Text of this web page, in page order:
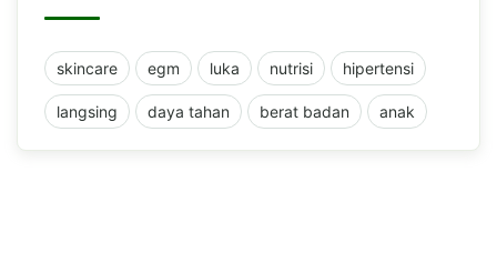
skincare egm luka nutrisi hipertensi
langsing daya tahan berat badan anak